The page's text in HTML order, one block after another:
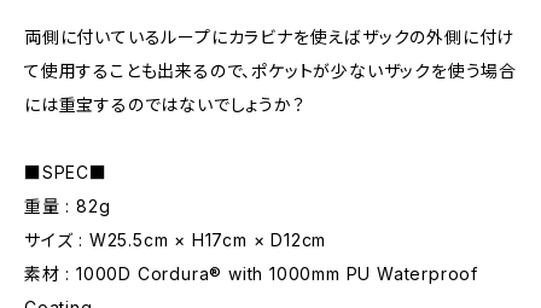
両側に付いているループにカラビナを使えばザックの外側に付け
て使用することも出来るので、ポケットが少ないザックを使う場合
には重宝するのではないでしょうか？
■SPEC■
重量 : 82g
サイズ : W25.5cm × H17cm × D12cm
素材 : 1000D Cordura® with 1000mm PU Waterproof